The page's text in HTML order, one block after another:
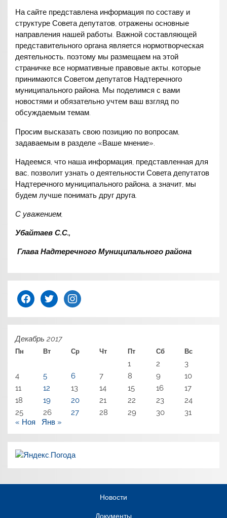
На сайте представлена информация по составу и
структуре Совета депутатов, отражены основные
направления нашей работы. Важной составляющей
представительного органа является нормотворческая
деятельность, поэтому мы размещаем на этой
страничке все нормативные правовые акты, которые
принимаются Советом депутатов Надтеречного
муниципального района. Мы поделимся с вами
новостями и обязательно учтем ваш взгляд по
обсуждаемым темам.
Просим высказать свою позицию по вопросам,
задаваемым в разделе «Ваше мнение».
Надеемся, что наша информация, представленная для
вас, позволит узнать о деятельности Совета депутатов
Надтеречного муниципального района, а значит, мы
будем лучше понимать друг друга.
С уважением,
Убайтаев С.С.,
Глава Надтеречного Муниципального района
facebooktwitter instagram
Декабрь 2017
Пн Вт Ср Чт Пт Сб Вс
1 2
3
4
5 6 7 8 9
10
11
12 13 14 15 16
17
18
19 20 21 22 23
24
25
26 27 28 29 30
31
« Ноя
Янв »
Новости
Документы